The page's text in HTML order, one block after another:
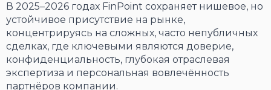
В 2025–2026 годах FinPoint сохраняет нишевое, но
устойчивое присутствие на рынке,
концентрируясь на сложных, часто непубличных
сделках, где ключевыми являются доверие,
конфиденциальность, глубокая отраслевая
экспертиза и персональная вовлечённость
партнёров компании.